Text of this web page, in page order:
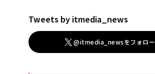
Tweets by itmedia_news
@itmedia_newsをフォロー